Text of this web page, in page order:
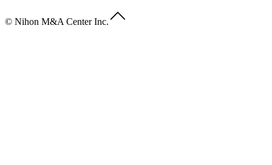
© Nihon M&A Center Inc.